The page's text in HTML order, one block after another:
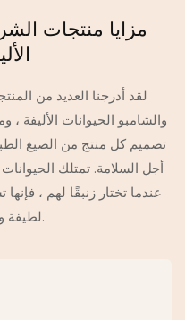
مزايا منتجات
لقد أدرجنا العديد من
والشامبو الحيوانات الأليفة
تصميم كل منتج من الصيغ
أجل السلامة. تمتلك الحيوانات
عندما تختار زنبقًا لهم ،
لطيفة وتنظيف مغذي.